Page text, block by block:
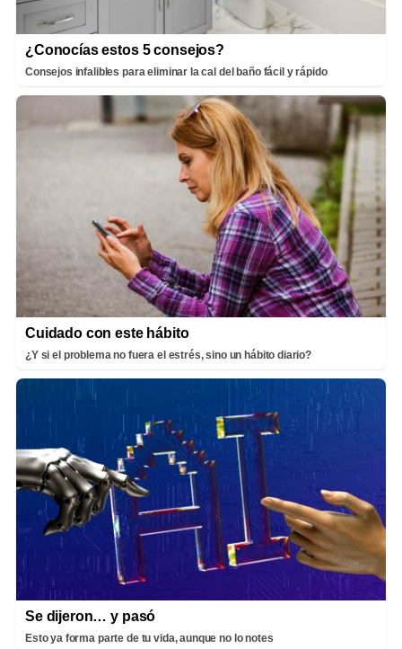
¿Conocías estos 5 consejos?
Consejos infalibles para eliminar la cal del baño fácil y rápido
Cuidado con este hábito
¿Y si el problema no fuera el estrés, sino un hábito diario?
Se dijeron… y pasó
Esto ya forma parte de tu vida, aunque no lo notes